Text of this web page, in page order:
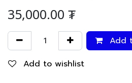
35,000.00₮
Add
Add to wishlist